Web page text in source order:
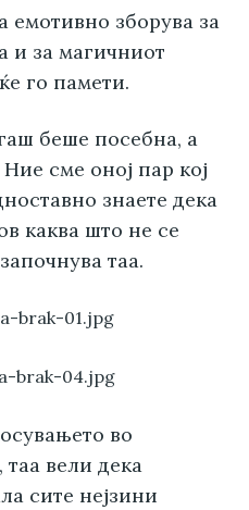
емотивно зборува за
и за магичниот
го памети.
беше посебна, а
сме оној пар кој
знаете дека
каква што не се
таа.
во
вели дека
сите нејзини